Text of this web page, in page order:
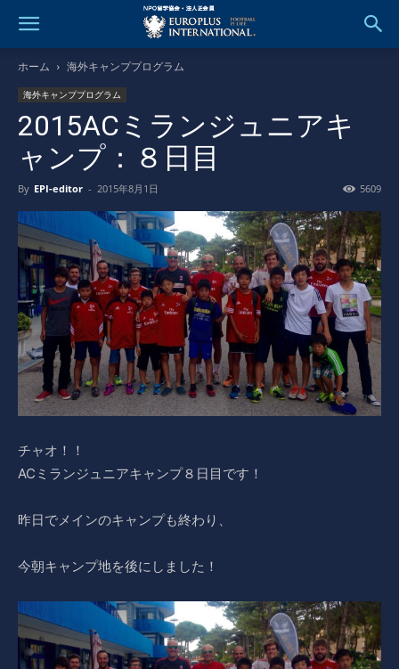
ホーム 海外キャンププログラム
海外キャンププログラム
2015ACミランジュニアキ
ャンプ：８日目
By EPI-editor - 2015年8月1日 5609
チャオ！！
ACミランジュニアキャンプ８日目です！
昨日でメインのキャンプも終わり、
今朝キャンプ地を後にしました！